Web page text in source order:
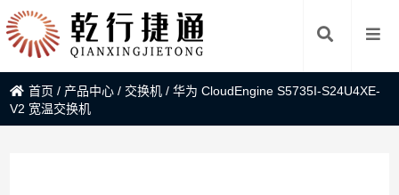
首页 / 产品中心 / 交换机 /华为 CloudEngine S5735I-S24U4XE-
V2 宽温交换机